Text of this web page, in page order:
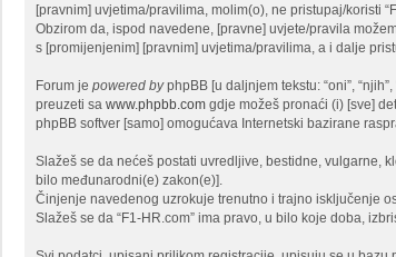
[pravnim] uvjetima/pravilima, molim(o), ne pristupaj/koristi
Obzirom da, ispod navedene, [pravne] uvjete/pravila
s [promijenjenim] [pravnim] uvjetima/pravilima, a i dalje
Forum je powered byphpBB [u daljnjem tekstu: “oni”,
preuzeti sa www.phpbb.com gdje možeš pronaći (i) [sve]
phpBB softver [samo] omogućava Internetski bazirane
Slažeš se da nećeš postati uvredljive, bestidne, vulgarne,
bilo međunarodni(e) zakon(e)].
Činjenje navedenog uzrokuje trenutno i trajno isključenje
Slažeš se da “F1-HR.com” ima pravo, u bilo koje doba,